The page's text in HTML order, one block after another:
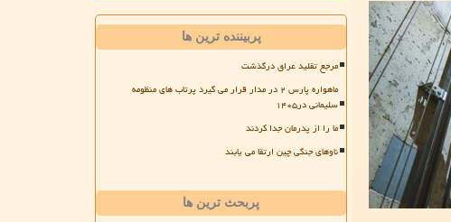
پربیننده ترین ها
مرجع تقلید عراق درگذشت
ماهواره پارس ۲ در مدار قرار می گیرد پرتاب های منظومه
سلیمانی در۱۴۰۵
ما را از پدرمان جدا کردند
ناوهای جنگی چین ارتقا می یابند
پربحث ترین ها